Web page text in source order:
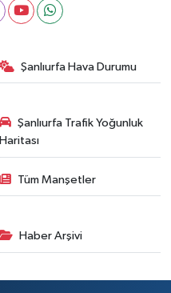
Şanlıurfa Hava Durumu
Şanlıurfa Trafik Yoğunluk
Haritası
Tüm Manşetler
Haber Arşivi